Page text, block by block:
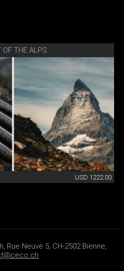
OF THE ALPS
USD 1222.00
Rue Neuve 5, CH-2502 Bienne,